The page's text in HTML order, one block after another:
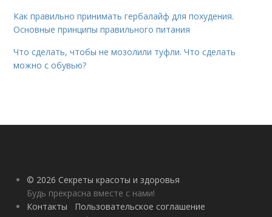
Как правильно принимать гербалайф для похудения.
Основные принципы правильного питания
Что сделать, чтобы не мозолили туфли. Что сделать
можно с обувью?
© 2026 Секреты красоты и здоровья
Будь прекрасна вместе с нами!
Контакты
Пользовательское соглашение